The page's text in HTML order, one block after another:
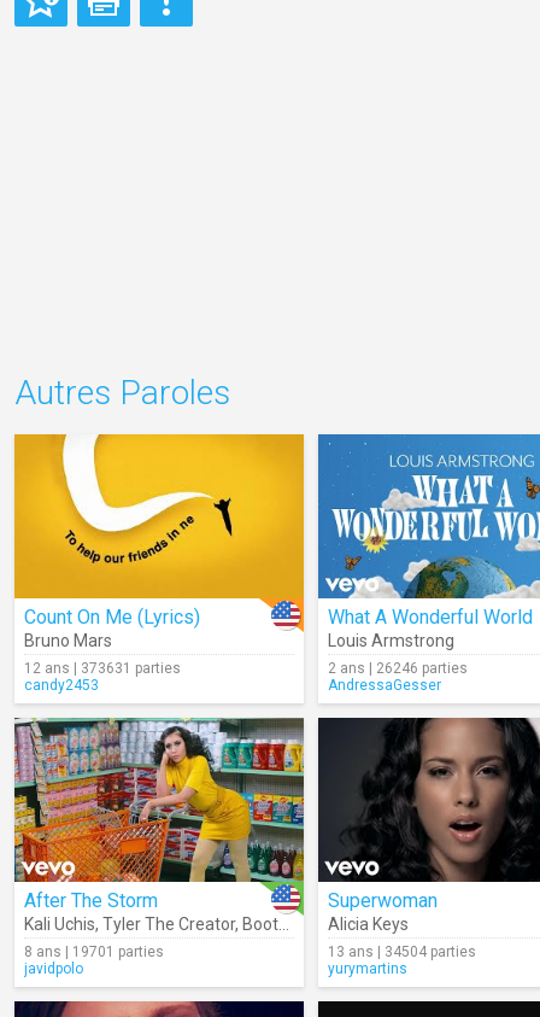
Autres Paroles
Count On Me (Lyrics)
Bruno Mars
12 ans | 373631 parties
candy2453
What A Wonderful World
Louis Armstrong
2 ans | 26246 parties
AndressaGesser
After The Storm
Kali Uchis, Tyler The Creator, Bootsy Collins
8 ans | 19701 parties
javidpolo
Superwoman
Alicia Keys
13 ans | 34504 parties
yurymartins